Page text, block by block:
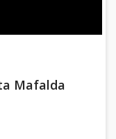
Mafalda